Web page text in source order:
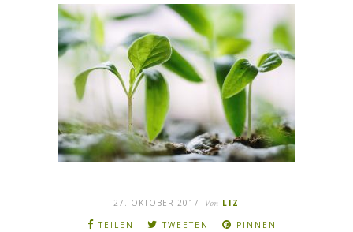
27. OKTOBER 2017 Von LIZ
TEILEN
TWEETEN
PINNEN